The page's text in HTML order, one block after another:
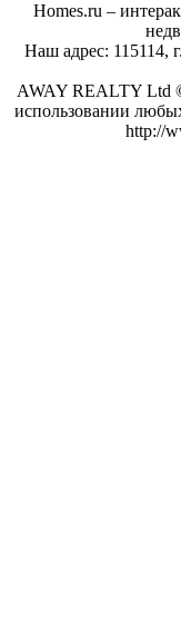
Homes.ru –
Наш адрес: 115114,
AWAY REALTY Ltd
использовании
http://